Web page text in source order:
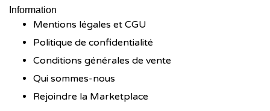
Information
Mentions légales et CGU
Politique de confidentialité
Conditions générales de vente
Qui sommes-nous
Rejoindre la Marketplace